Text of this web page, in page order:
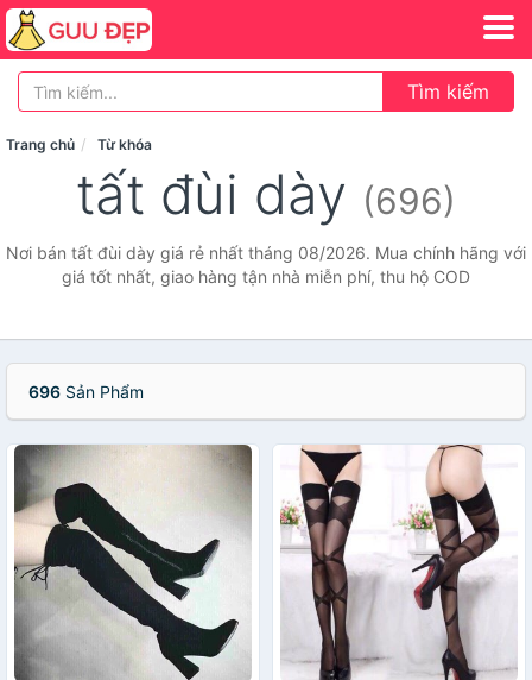
Tìm kiếm
Trang chủ Từ khóa
tất đùi dày (696)
Nơi bán tất đùi dày giá rẻ nhất tháng 08/2026. Mua chính hãng với
giá tốt nhất, giao hàng tận nhà miễn phí, thu hộ COD
696 Sản Phẩm